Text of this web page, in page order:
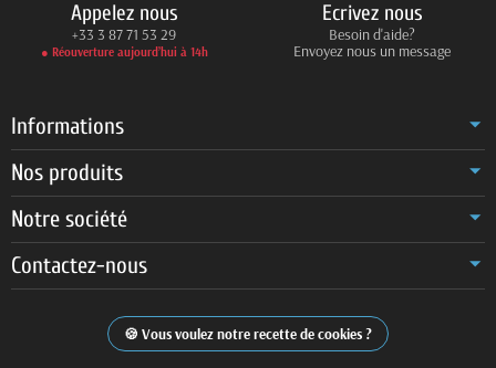
Appelez nous
+33 3 87 71 53 29
● Réouverture aujourd’hui à 14h
Ecrivez nous
Besoin d'aide?
Envoyez nous un message
Informations
Nos produits
Notre société
Contactez-nous
Vous voulez notre recette de cookies ?